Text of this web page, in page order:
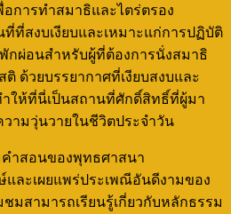
การทำสมาธิและไตร่ตรอง
ที่สงบเงียบและเหมาะแก่การปฏิบัติ
กผ่อนสำหรับผู้ที่ต้องการนั่งสมาธิ
ด้วยบรรยากาศที่เงียบสงบและ
ให้ที่นี่เป็นสถานที่ศักดิ์สิทธิ์ที่ผู้มา
ามวุ่นวายในชีวิตประจำวัน
ำสอนของพุทธศาสนา
ละเผยแพร่ประเพณีอันดีงามของ
มสามารถเรียนรู้เกี่ยวกับหลักธรรม